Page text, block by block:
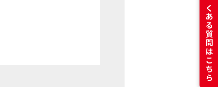
よくある質問はこちら